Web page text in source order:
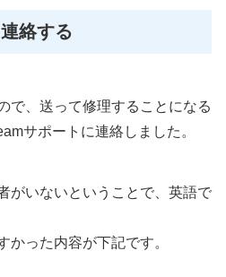
絡する
で、送って修理することになる
サポートに連絡しました。
がいないということで、英語で
かった内容が下記です。